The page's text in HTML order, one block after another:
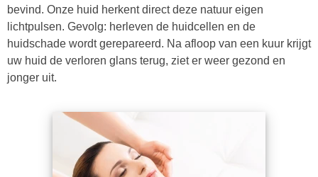
bevind. Onze huid herkent direct deze natuur eigen
lichtpulsen. Gevolg: herleven de huidcellen en de
huidschade wordt gerepareerd. Na afloop van een kuur krijgt
uw huid de verloren glans terug, ziet er weer gezond en
jonger uit.